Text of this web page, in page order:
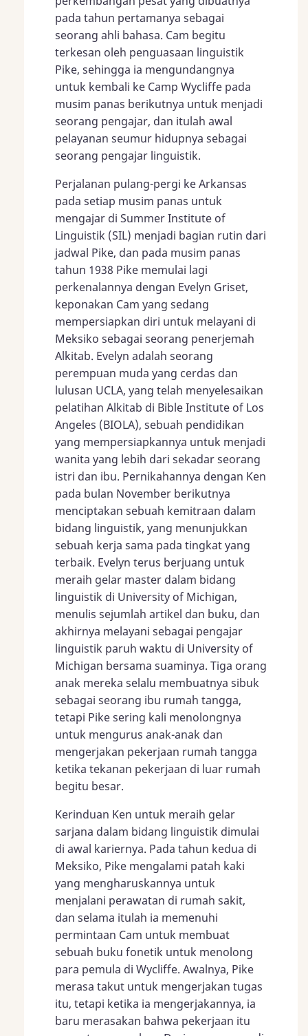
pada tahun pertamanya sebagai
seorang ahli bahasa. Cam begitu
terkesan oleh penguasaan linguistik
Pike, sehingga ia mengundangnya
untuk kembali ke Camp Wycliffe pada
musim panas berikutnya untuk menjadi
seorang pengajar, dan itulah awal
pelayanan seumur hidupnya sebagai
seorang pengajar linguistik.
Perjalanan pulang-pergi ke Arkansas
pada setiap musim panas untuk
mengajar di Summer Institute of
Linguistik (SIL) menjadi bagian rutin dari
jadwal Pike, dan pada musim panas
tahun 1938 Pike memulai lagi
perkenalannya dengan Evelyn Griset,
keponakan Cam yang sedang
mempersiapkan diri untuk melayani di
Meksiko sebagai seorang penerjemah
Alkitab. Evelyn adalah seorang
perempuan muda yang cerdas dan
lulusan UCLA, yang telah menyelesaikan
pelatihan Alkitab di Bible Institute of Los
Angeles (BIOLA), sebuah pendidikan
yang mempersiapkannya untuk menjadi
wanita yang lebih dari sekadar seorang
istri dan ibu. Pernikahannya dengan Ken
pada bulan November berikutnya
menciptakan sebuah kemitraan dalam
bidang linguistik, yang menunjukkan
sebuah kerja sama pada tingkat yang
terbaik. Evelyn terus berjuang untuk
meraih gelar master dalam bidang
linguistik di University of Michigan,
menulis sejumlah artikel dan buku, dan
akhirnya melayani sebagai pengajar
linguistik paruh waktu di University of
Michigan bersama suaminya. Tiga orang
anak mereka selalu membuatnya sibuk
sebagai seorang ibu rumah tangga,
tetapi Pike sering kali menolongnya
untuk mengurus anak-anak dan
mengerjakan pekerjaan rumah tangga
ketika tekanan pekerjaan di luar rumah
begitu besar.
Kerinduan Ken untuk meraih gelar
sarjana dalam bidang linguistik dimulai
di awal kariernya. Pada tahun kedua di
Meksiko, Pike mengalami patah kaki
yang mengharuskannya untuk
menjalani perawatan di rumah sakit,
dan selama itulah ia memenuhi
permintaan Cam untuk membuat
sebuah buku fonetik untuk menolong
para pemula di Wycliffe. Awalnya, Pike
merasa takut untuk mengerjakan tugas
itu, tetapi ketika ia mengerjakannya, ia
baru merasakan bahwa pekerjaan itu